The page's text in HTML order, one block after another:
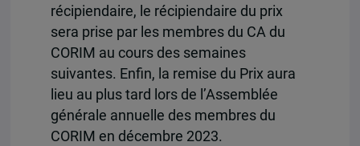
récipiendaire, le récipiendaire du prix
sera prise par les membres du CA du
CORIM au cours des semaines
suivantes. Enfin, la remise du Prix aura
lieu au plus tard lors de l’Assemblée
générale annuelle des membres du
CORIM en décembre 2023.